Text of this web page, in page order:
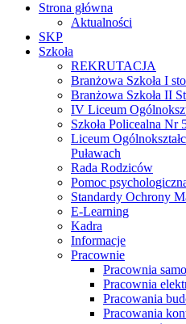
Strona główna
Aktualności
SKP
Szkoła
REKRUTACJA
Branżowa Szkoła I
Branżowa Szkoła II
IV Liceum
Szkoła Policealna Nr
Liceum
Puławach
Rada Rodziców
Pomoc
Standardy Ochrony
E-Learning
Kadra
Informacje
Pracownie
Pracownia
Pracownia
Pracowania
Pracowania